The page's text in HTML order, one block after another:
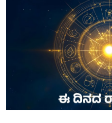
ENTERTAINMENT